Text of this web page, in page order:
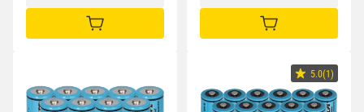
IN DEN WARENKORB IN DEN WARENKORB
5.0(1)